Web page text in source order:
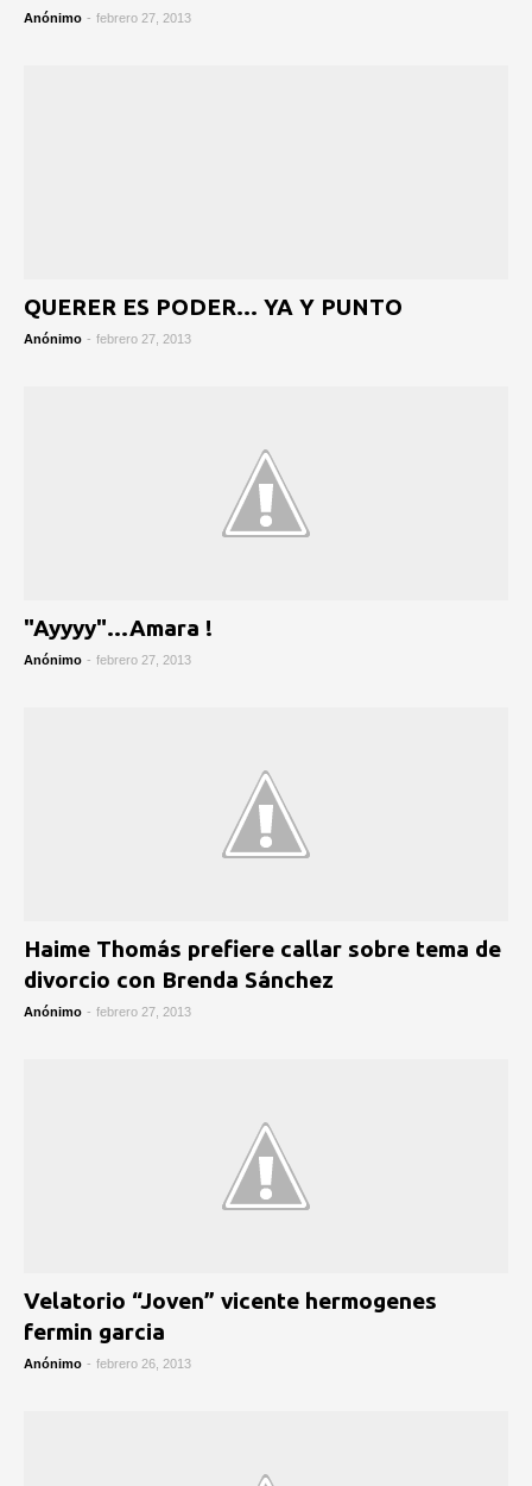
Anónimo - febrero 27, 2013
QUERER ES PODER... YA Y PUNTO
Anónimo - febrero 27, 2013
"Ayyyy"...Amara !
Anónimo - febrero 27, 2013
Haime Thomás prefiere callar sobre tema de
divorcio con Brenda Sánchez
Anónimo - febrero 27, 2013
Velatorio “Joven” vicente hermogenes
fermin garcia
Anónimo - febrero 26, 2013